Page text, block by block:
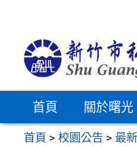
首頁 關於曙光
首頁 >校園公告 > 最